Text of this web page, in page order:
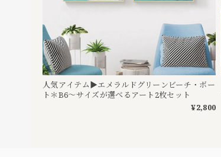
人気アイテム▶︎エメラルドグリーンビーチ・ボー
ト＊B6〜サイズが選べるアート2枚セット
¥2,800